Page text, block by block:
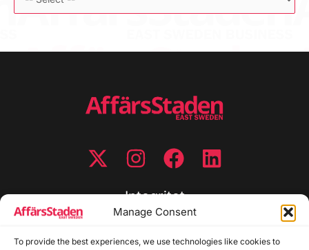
Manage Consent
To provide the best experiences, we use technologies like cookies to
Integritet
Cookiepolicy